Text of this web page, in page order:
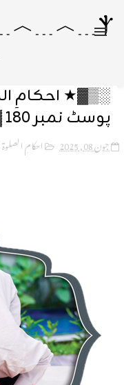
پوسٹ نمبر 180 ▓▒░
جون 08, 2025 احکامِ الصلوة